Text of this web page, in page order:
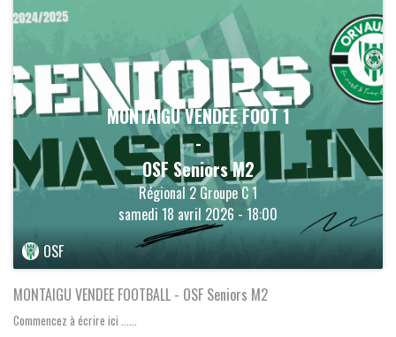
MONTAIGU VENDEE FOOT 1
-
OSF Seniors M2
Régional 2 Groupe C 1
samedi 18 avril 2026 - 18:00
OSF
MONTAIGU VENDEE FOOTBALL - OSF Seniors M2
Commencez à écrire ici ......